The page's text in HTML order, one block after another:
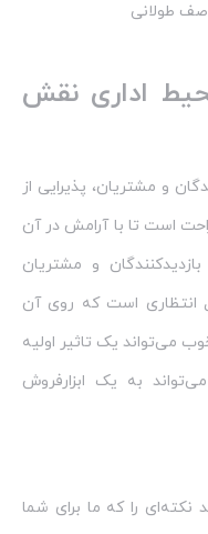
صف طولانی
اداری نقش
و مشتریان، پذیرایی از
است تا با آرامش در آن
و مشتریان
انتظاری است که روی آن
می‌تواند یک تاثیر اولیه
به یک ابزارفروش
نکته‌ای را که ما برای شما